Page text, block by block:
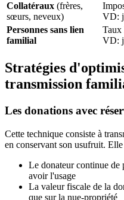
Collatéraux (frères,
sœurs, neveux)
VD:
Personnes sans lien
familial
Taux
VD:
Stratégies
transmission
Les donations avec
Cette technique consiste à
en conservant son usufruit.
Le donateur continue de
avoir l'usage
La valeur fiscale de la
que sur la nue-propriété